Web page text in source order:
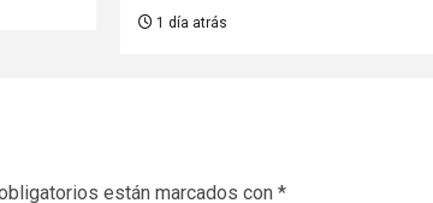
1 día atrás
están marcados con *